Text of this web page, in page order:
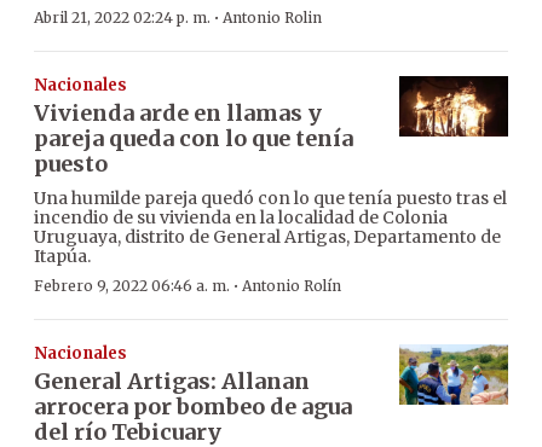
Abril 21, 2022 02:24 p. m. · Antonio Rolin
Nacionales
Vivienda arde en llamas y
pareja queda con lo que tenía
puesto
Una humilde pareja quedó con lo que tenía puesto tras el
incendio de su vivienda en la localidad de Colonia
Uruguaya, distrito de General Artigas, Departamento de
Itapúa.
Febrero 9, 2022 06:46 a. m. · Antonio Rolín
Nacionales
General Artigas: Allanan
arrocera por bombeo de agua
del río Tebicuary